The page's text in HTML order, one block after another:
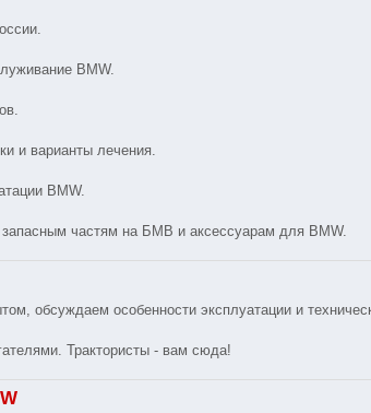
BMW.
и варианты лечения.
BMW.
частям на БМВ и аксессуарам для BMW.
обсуждаем особенности эксплуатации и
Трактористы - вам сюда!